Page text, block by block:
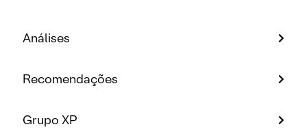
Análises
Recomendações
Grupo XP